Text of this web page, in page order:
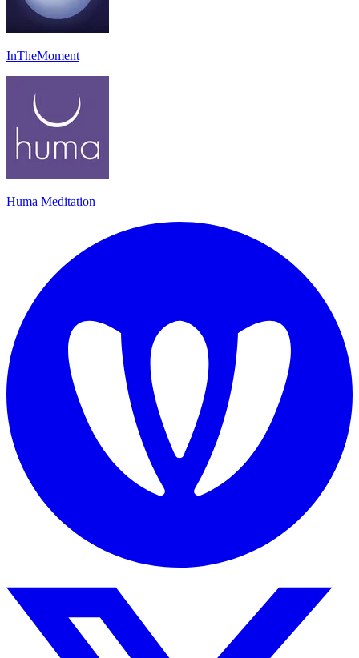
InTheMoment
Huma Meditation